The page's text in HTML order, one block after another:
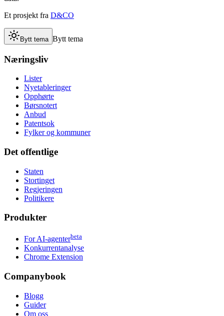
Et prosjekt fra D&CO
Bytt tema Bytt tema
Næringsliv
Lister
Nyetableringer
Opphørte
Børsnotert
Anbud
Patentsok
Fylker og kommuner
Det offentlige
Staten
Stortinget
Regjeringen
Politikere
Produkter
For AI-agenterbeta
Konkurrentanalyse
Chrome Extension
Companybook
Blogg
Guider
Om oss